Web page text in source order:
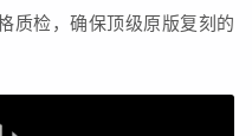
质检，确保顶级原版复刻的